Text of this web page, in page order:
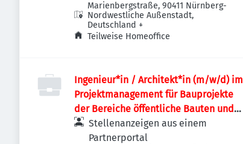
Marienbergstraße, 90411 Nürnberg-
Nordwestliche Außenstadt,
Deutschland +
Teilweise Homeoffice
Ingenieur*in / Architekt*in (m/w/d) im
Projektmanagement für Bauprojekte
der Bereiche öffentliche Bauten und
Industriebauten / Infrastruktur
Stellenanzeigen aus einem
Partnerportal